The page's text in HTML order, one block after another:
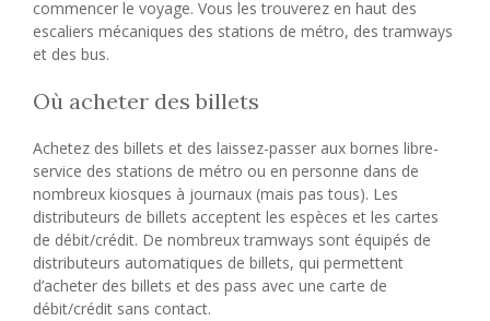
commencer le voyage. Vous les trouverez en haut des
escaliers mécaniques des stations de métro, des tramways
et des bus.
Où acheter des billets
Achetez des billets et des laissez-passer aux bornes libre-
service des stations de métro ou en personne dans de
nombreux kiosques à journaux (mais pas tous). Les
distributeurs de billets acceptent les espèces et les cartes
de débit/crédit. De nombreux tramways sont équipés de
distributeurs automatiques de billets, qui permettent
d’acheter des billets et des pass avec une carte de
débit/crédit sans contact.